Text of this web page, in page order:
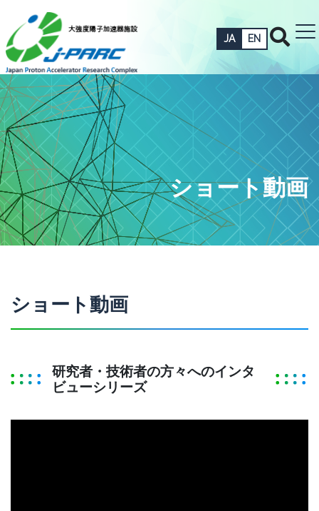
JA EN
ショート動画
ショート動画
研究者・技術者の方々へのインタ
ビューシリーズ